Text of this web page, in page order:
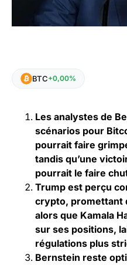
BTC+0,00%
Les analystes de
scénarios pour
pourrait faire
tandis qu’une
pourrait le faire
Trump est perçu
crypto, promettant
alors que Kamala
sur ses positions,
régulations plus
Bernstein reste